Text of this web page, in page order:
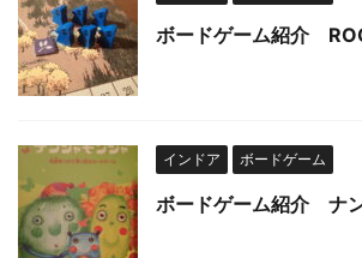
ボードゲーム紹介
インドア ボードゲーム
ボードゲーム紹介 ナ